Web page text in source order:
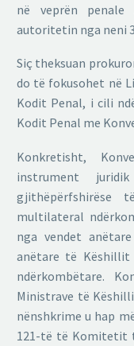
në veprën
autoritetin nga neni
Siç theksuan
do të fokusohet në
Kodit Penal, i cili
Kodit Penal me
Konkretisht,
instrument
multilateral
nga vendet
anëtare të Këshillit
ndërkombëtare.
Ministrave të
nënshkrime u hap
121-të të Komitetit